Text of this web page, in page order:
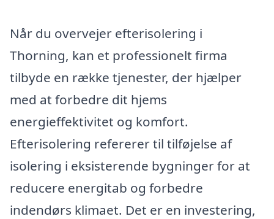
Når du overvejer efterisolering i
Thorning, kan et professionelt firma
tilbyde en række tjenester, der hjælper
med at forbedre dit hjems
energieffektivitet og komfort.
Efterisolering refererer til tilføjelse af
isolering i eksisterende bygninger for at
reducere energitab og forbedre
indendørs klimaet. Det er en investering,